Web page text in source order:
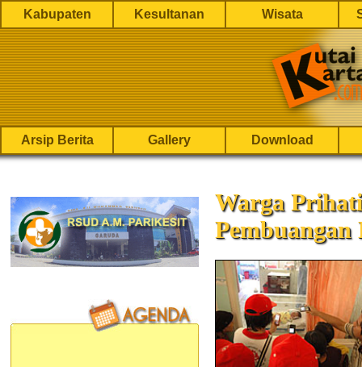
Kabupaten Kesultanan Wisata
Arsip Berita Gallery Download
Warga
Pembuangan